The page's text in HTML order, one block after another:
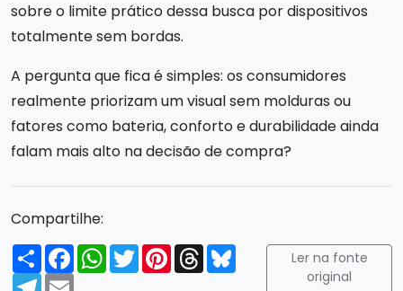
sobre o limite prático dessa busca por dispositivos
totalmente sem bordas.
A pergunta que fica é simples: os consumidores
realmente priorizam um visual sem molduras ou
fatores como bateria, conforto e durabilidade ainda
falam mais alto na decisão de compra?
Compartilhe:
Compartilhar
FacebookWhatsApp
TwitterPinterest
ThreadsBluesky
Telegram
Email
Ler na fonte
original